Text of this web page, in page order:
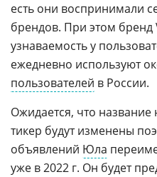
есть они воспринимали
брендов. При этом бренд
узнаваемость у
ежедневно используют
пользователей в России.
Ожидается, что
тикер будут изменены
объявлений Юла
уже в 2022 г. Он будет